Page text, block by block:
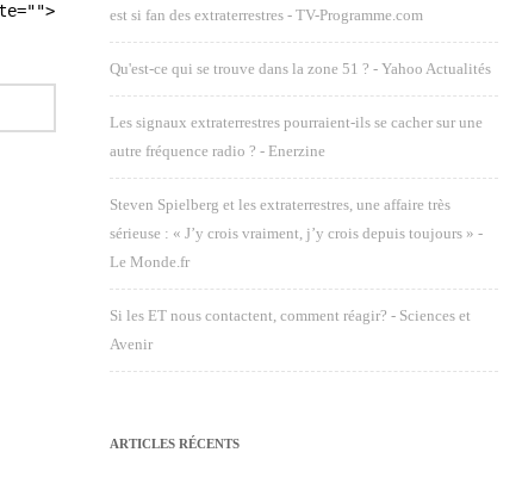
est si fan des extraterrestres - TV-Programme.com
Qu'est-ce qui se trouve dans la zone 51 ? - Yahoo Actualités
Les signaux extraterrestres pourraient-ils se cacher sur une
autre fréquence radio ? - Enerzine
Steven Spielberg et les extraterrestres, une affaire très
sérieuse : « J’y crois vraiment, j’y crois depuis toujours » -
Le Monde.fr
Si les ET nous contactent, comment réagir? - Sciences et
Avenir
ARTICLES RÉCENTS